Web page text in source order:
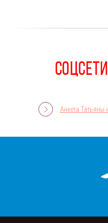
соцсети
Анкета Татьяны